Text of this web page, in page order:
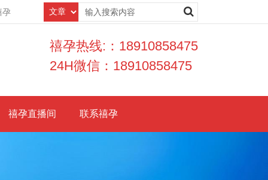
孕
禧孕热线:：18910858475
24H微信：18910858475
禧孕直播间 联系禧孕